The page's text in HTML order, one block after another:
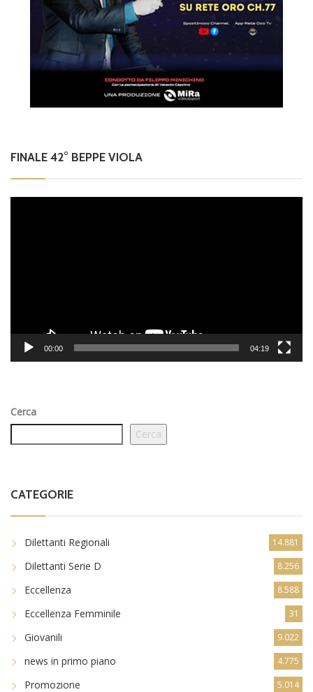
FINALE 42° BEPPE VIOLA
00:00 04:19
Cerca
Cerca
CATEGORIE
Dilettanti Regionali 14.881
Dilettanti Serie D 8.256
Eccellenza 8.588
Eccellenza Femminile 31
Giovanili 9.022
news in primo piano 4.775
Promozione 5.014